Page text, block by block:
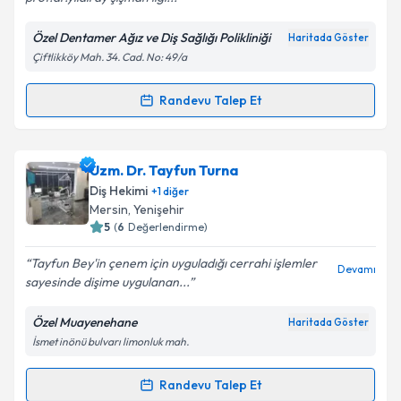
Kişisel verilerimin işlenmesine ilişkin
Aydınlatma
Metni'ni okudum ve kişisel verilerimin belirtilen
kapsamda işlenmesini kabul ediyorum.
Özel Dentamer Ağız ve Diş Sağlığı Polikliniği Haritada Göster
Çiftlikköy Mah. 34. Cad. No: 49/a
Randevu Talep Et
Randevu Takvimi Talebi
Prof. Dr. Yıldıray Şişmaniçin randevu takvimi talebi
oluşturun. Size bu uzmandan randevu almanız için bir
takvim hazırlandığında e-posta ile bilgilendireceğiz.
Kişisel verilerimin işlenmesine ilişkin
Aydınlatma
Metni'ni okudum ve kişisel verilerimin belirtilen
kapsamda işlenmesini kabul ediyorum.
Uzm. Dr. Tayfun Turna
Diş Hekimi +1diğer
Mersin, Yenişehir
5 (6 Değerlendirme)
Tayfun Bey'in çenem için uyguladığı cerrahi işlemler
sayesinde dişime uygulanan...
Devamı
Özel Muayenehane Haritada Göster
İsmet inönü bulvarı limonluk mah.
Randevu Talep Et
Randevu Takvimi Talebi